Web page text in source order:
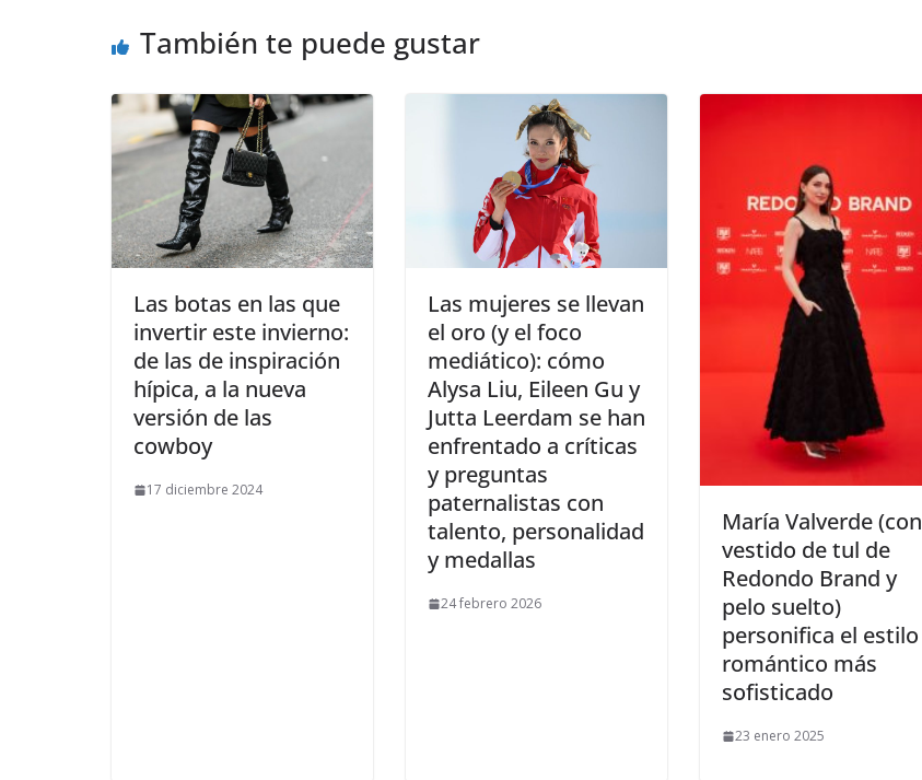
También te puede gustar
​Las botas en las que
invertir este invierno:
de las de inspiración
hípica, a la nueva
versión de las
cowboy
17 diciembre 2024
​Las mujeres se llevan
el oro (y el foco
mediático): cómo
Alysa Liu, Eileen Gu y
Jutta Leerdam se han
enfrentado a críticas
y preguntas
paternalistas con
talento, personalidad
y medallas
24 febrero 2026
​María Valverde (con
vestido de tul de
Redondo Brand y
pelo suelto)
personifica el estilo
romántico más
sofisticado
23 enero 2025